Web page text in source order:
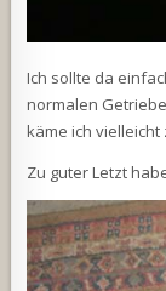
Ich sollte da
normalen
käme ich vielleicht
Zu guter Letzt